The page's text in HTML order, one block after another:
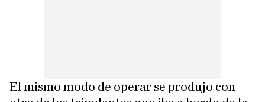
El mismo modo de operar se produjo con